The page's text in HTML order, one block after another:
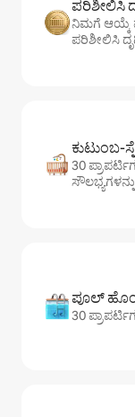
ಪರಿಶೀಲಿಸಿ
ನಿಮಗೆ ಆಯ್ಕೆ
ಪರಿಶೀಲಿಸಿ
ಕುಟುಂಬ-
30
ಪೂಲ್
30